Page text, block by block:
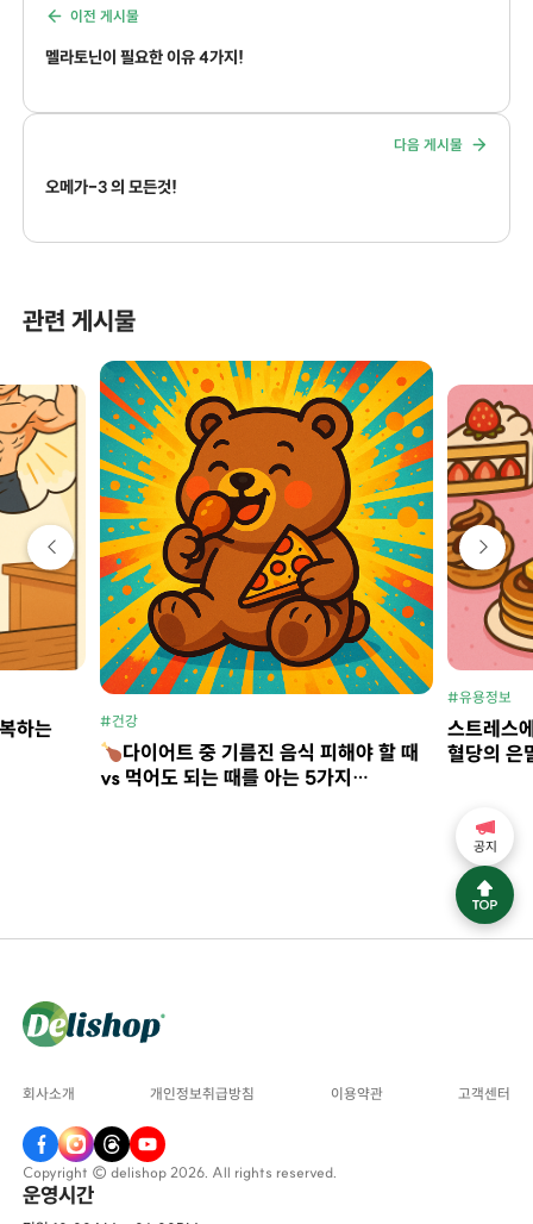
이전 게시물
멜라토닌이 필요한 이유 4가지!
다음 게시물
오메가-3 의 모든것!
관련 게시물
하는 #건강
다이어트 중 기름진 음식 피해야 할 때
vs 먹어도 되는 때를 아는 5가지
#유용정보
스트레스
혈당의 은
회사소개 개인정보취급방침 이용약관 고객센터
Copyright © delishop 2026. All rights reserved.
운영시간
공지